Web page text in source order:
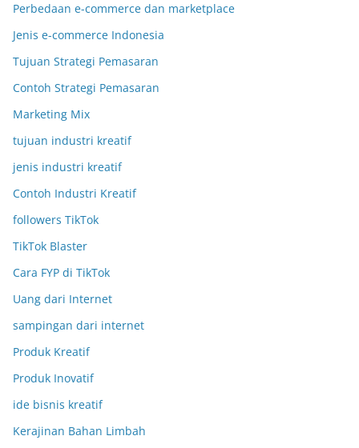
Perbedaan e-commerce dan marketplace
Jenis e-commerce Indonesia
Tujuan Strategi Pemasaran
Contoh Strategi Pemasaran
Marketing Mix
tujuan industri kreatif
jenis industri kreatif
Contoh Industri Kreatif
followers TikTok
TikTok Blaster
Cara FYP di TikTok
Uang dari Internet
sampingan dari internet
Produk Kreatif
Produk Inovatif
ide bisnis kreatif
Kerajinan Bahan Limbah